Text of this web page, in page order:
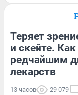
Теряет
и скейте.
редчайшим
лекарств
13 часов 29 079